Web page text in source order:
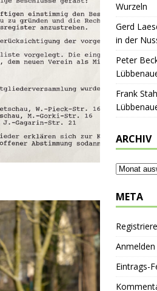
Wurzeln
Gerd
in der
Peter
Frank
ARCHIV
META
Anmelden
Eintrags-